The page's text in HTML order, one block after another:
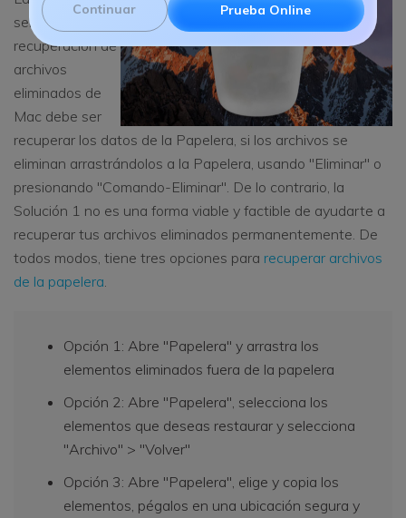
Continuar Prueba Online
sencilla para la
recuperación de
archivos
eliminados de
Mac debe ser
recuperar los datos de la Papelera, si los archivos se
eliminan arrastrándolos a la Papelera, usando "Eliminar" o
presionando "Comando-Eliminar". De lo contrario, la
Solución 1 no es una forma viable y factible de ayudarte a
recuperar tus archivos eliminados permanentemente. De
todos modos, tiene tres opciones para recuperar archivos
de la papelera
Opción 1: Abre "Papelera" y arrastra los
elementos eliminados fuera de la papelera
Opción 2: Abre "Papelera", selecciona los
elementos que deseas restaurar y selecciona
"Archivo" > "Volver"
Opción 3: Abre "Papelera", elige y copia los
elementos, pégalos en una ubicación segura y